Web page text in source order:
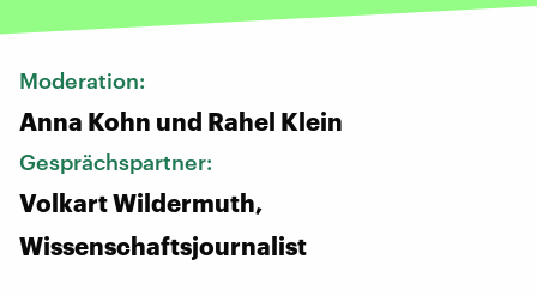
Moderation:
Anna Kohn und Rahel Klein
Gesprächspartner:
Volkart Wildermuth,
Wissenschaftsjournalist